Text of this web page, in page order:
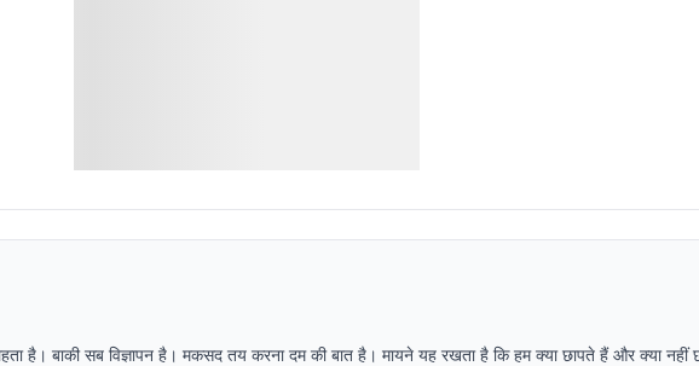
है। बाकी सब विज्ञापन है। मकसद तय करना दम की बात है। मायने यह रखता है कि हम क्या छापते हैं और क्या नहीं